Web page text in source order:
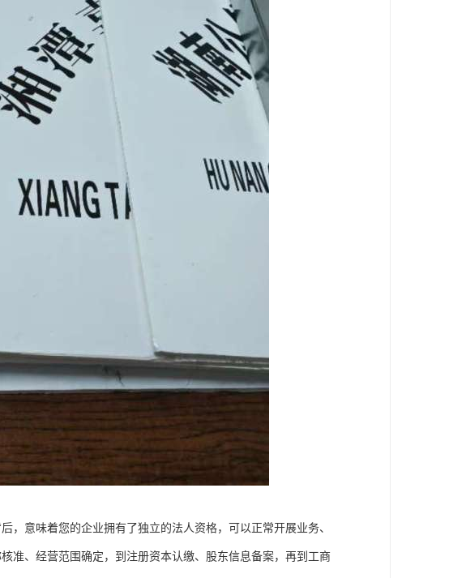
，意味着您的企业拥有了独立的法人资格，可以正常开展业务、
准、经营范围确定，到注册资本认缴、股东信息备案，再到工商